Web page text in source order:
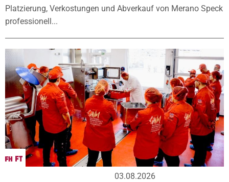
Platzierung, Verkostungen und Abverkauf von Merano Speck
professionell...
03.08.2026